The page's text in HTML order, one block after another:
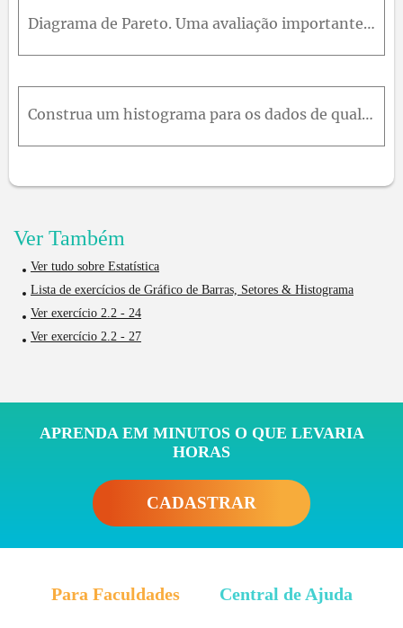
Diagrama de Pareto. Uma avaliação importante não esta para dados categórico no diagrama de Pareto. Esse gráfico é largamente empregado dos esforços de melhoria de qualidade, em que as categorias geral
Construa um histograma para os dados de qualidade da água do exercício 6.26. Comente sobre a forma do estou grama. Ele contém a mesma informação que o diagrama de Ramos e folhas?
Ver Também
Ver tudo sobre Estatística
Lista de exercícios de Gráfico de Barras, Setores & Histograma
Ver exercício 2.2 - 24
Ver exercício 2.2 - 27
APRENDA EM MINUTOS O QUE LEVARIA
HORAS
CADASTRAR
Para Faculdades Central de Ajuda